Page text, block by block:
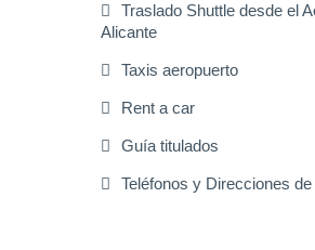
Traslado Shuttle desde el
Alicante
Taxis aeropuerto
Rent a car
Guía titulados
Teléfonos y Direcciones de